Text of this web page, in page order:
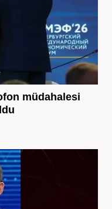
müdahalesi